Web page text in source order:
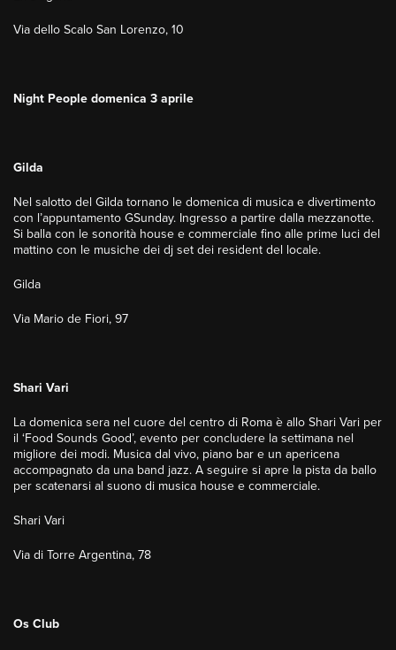
Via dello Scalo San Lorenzo, 10
Night People domenica 3 aprile
Gilda
Nel salotto del Gilda tornano le domenica di musica e divertimento
con l’appuntamento GSunday. Ingresso a partire dalla mezzanotte.
Si balla con le sonorità house e commerciale fino alle prime luci del
mattino con le musiche dei dj set dei resident del locale.
Gilda
Via Mario de Fiori, 97
Shari Vari
La domenica sera nel cuore del centro di Roma è allo Shari Vari per
il ‘Food Sounds Good’, evento per concludere la settimana nel
migliore dei modi. Musica dal vivo, piano bar e un apericena
accompagnato da una band jazz. A seguire si apre la pista da ballo
per scatenarsi al suono di musica house e commerciale.
Shari Vari
Via di Torre Argentina, 78
Os Club